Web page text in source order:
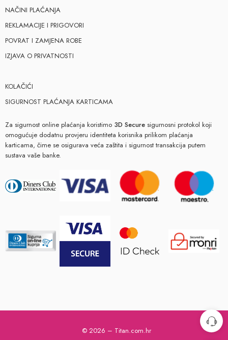
NAČINI PLAĆANJA
REKLAMACIJE I PRIGOVORI
POVRAT I ZAMJENA ROBE
IZJAVA O PRIVATNOSTI
KOLAČIĆI
SIGURNOST PLAĆANJA KARTICAMA
Za sigurnost online plaćanja koristimo 3D Secure sigurnosni protokol koji
omogućuje dodatnu provjeru identiteta korisnika prilikom plaćanja
karticama, čime se osigurava veća zaštita i sigurnost transakcija putem
sustava vaše banke.
© 2026 – Titan.com.hr